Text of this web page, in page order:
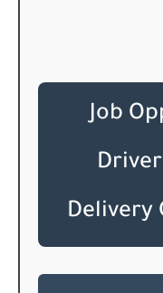
Job
Delivery